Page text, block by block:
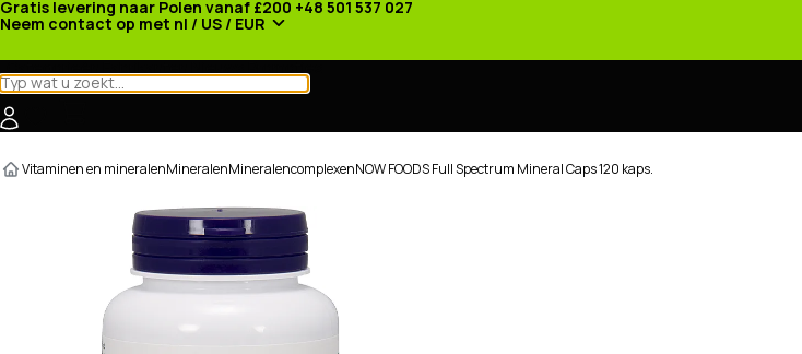
Gratis levering naar Polen vanaf £200 +48 501 537 027
Neem contact op met nl / US / EUR
Vitaminen en mineralenMineralenMineralencomplexenNOW FOODS Full Spectrum Mineral Caps 120 kaps.